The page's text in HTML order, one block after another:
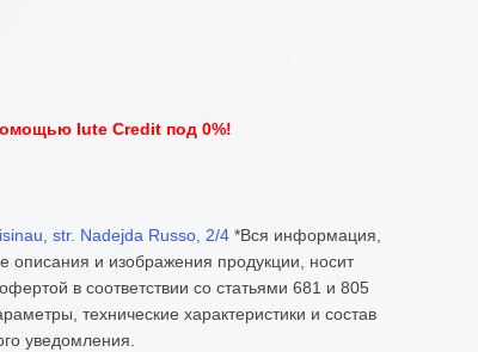
Iute Credit под 0%!
str. Nadejda Russo, 2/4 *Вся информация,
описания и изображения продукции, носит
в соответствии со статьями 681 и 805
технические характеристики и состав
уведомления.